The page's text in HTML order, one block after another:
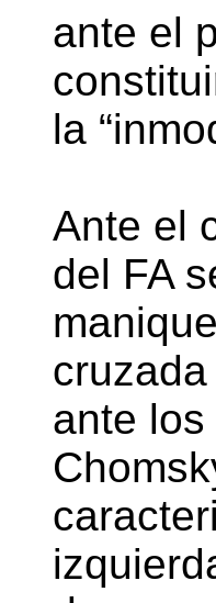
ante el
la
Ante el
del FA
ante